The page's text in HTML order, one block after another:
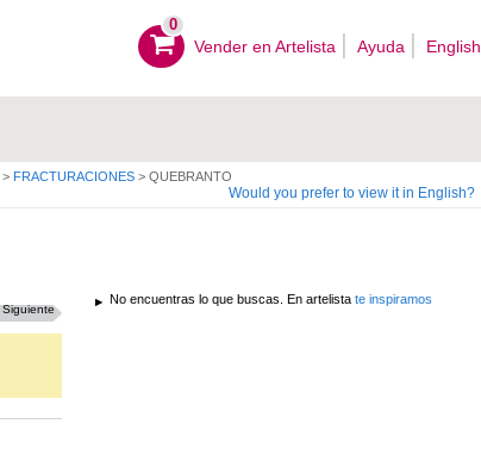
0
Vender en Artelista Ayuda English
> FRACTURACIONES > QUEBRANTO
Would you prefer to view it in English?
Siguiente
No encuentras lo que buscas. En artelista te inspiramos